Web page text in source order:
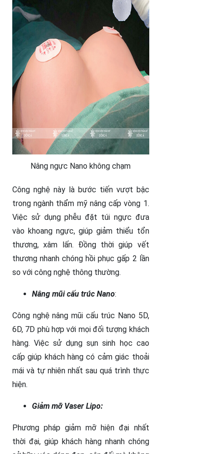
Nâng ngực Nano không chạm
Công nghệ này là bước tiến vượt bậc
trong ngành thẩm mỹ nâng cấp vòng 1.
Việc sử dụng phễu đặt túi ngực đưa
vào khoang ngực, giúp giảm thiểu tổn
thương, xâm lấn. Đồng thời giúp vết
thương nhanh chóng hồi phục gấp 2 lần
so với công nghệ thông thường.
Nâng mũi cấu trúc Nano:
Công nghệ nâng mũi cấu trúc Nano 5D,
6D, 7D phù hợp với mọi đối tượng khách
hàng. Việc sử dụng sụn sinh học cao
cấp giúp khách hàng có cảm giác thoải
mái và tự nhiên nhất sau quá trình thực
hiện.
Giảm mỡ Vaser Lipo:
Phương pháp giảm mỡ hiện đại nhất
thời đại, giúp khách hàng nhanh chóng